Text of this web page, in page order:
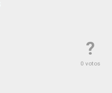
?
0 votos